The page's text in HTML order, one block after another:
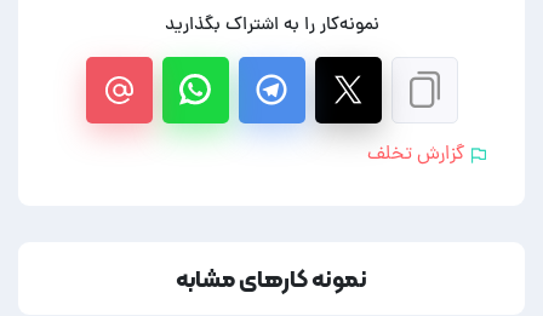
نمونه‌کار را به اشتراک بگذارید
گزارش تخلف
نمونه کارهای مشابه